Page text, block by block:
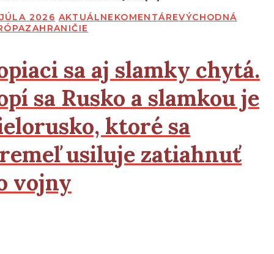
2026 AKTUÁLNE KOMENTÁREVÝCHODNÁ
ZAHRANIČIE
sa aj slamky chytá.
sa Rusko a slamkou je
ktoré sa
usiluje zatiahnuť
vojny